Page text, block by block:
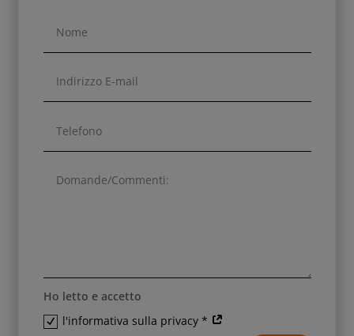
Ho letto e accetto
l'informativa sulla privacy *